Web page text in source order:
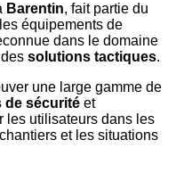
Barentin, fait partie du
équipements de
dans le domaine
solutions tactiques.
une large gamme de
de sécurité et
les utilisateurs dans les
et les situations